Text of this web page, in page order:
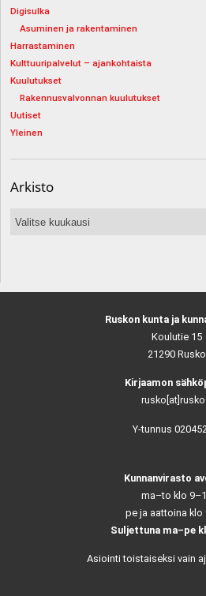
Digisulka
Asuminen ja rakentaminen
Harrastaminen
Kulttuuripalvelut – ajankohtaista
Kuulutukset
Rakennusvalvonnan kuulutukset
Uutiset
Yleinen
Arkisto
Arkisto
Ruskon kunta ja
Koulutie 15
21290 Rusko
Kirjaamon
Y-tunnus
Kunnanvirasto
ma–to klo
pe ja aattoina klo
Suljettuna ma–pe
Asiointi toistaiseksi vain